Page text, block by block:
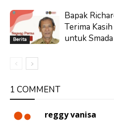
Berita
Bapak
Terima
untuk
1 COMMENT
reggy vanisa